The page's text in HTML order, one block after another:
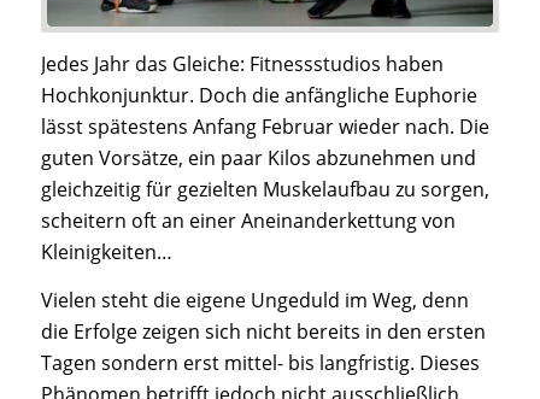
Jedes Jahr das Gleiche: Fitnessstudios haben
Hochkonjunktur. Doch die anfängliche Euphorie
lässt spätestens Anfang Februar wieder nach. Die
guten Vorsätze, ein paar Kilos abzunehmen und
gleichzeitig für gezielten Muskelaufbau zu sorgen,
scheitern oft an einer Aneinanderkettung von
Kleinigkeiten…
Vielen steht die eigene Ungeduld im Weg, denn
die Erfolge zeigen sich nicht bereits in den ersten
Tagen sondern erst mittel- bis langfristig. Dieses